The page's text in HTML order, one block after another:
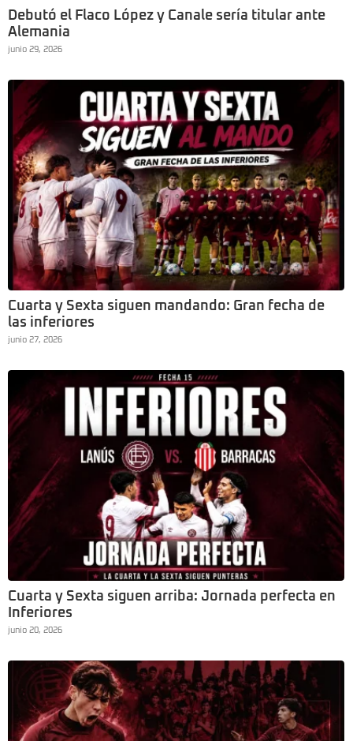
Debutó el Flaco López y Canale sería titular ante
Alemania
junio 29, 2026
Cuarta y Sexta siguen mandando: Gran fecha de
las inferiores
junio 27, 2026
Cuarta y Sexta siguen arriba: Jornada perfecta en
Inferiores
junio 20, 2026